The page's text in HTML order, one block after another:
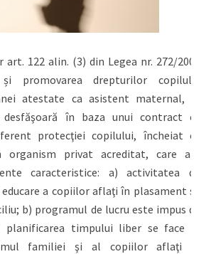
122 alin. (3) din Legea nr. 272/2004
promovarea drepturilor copilului
atestate ca asistent maternal, în
în baza unui contract cu
protecţiei copilului, încheiat cu
privat acreditat, care are
caracteristice: a) activitatea de
a copiilor aflaţi în plasament se
b) programul de lucru este impus de
timpului liber se face în
familiei şi al copiilor aflaţi în